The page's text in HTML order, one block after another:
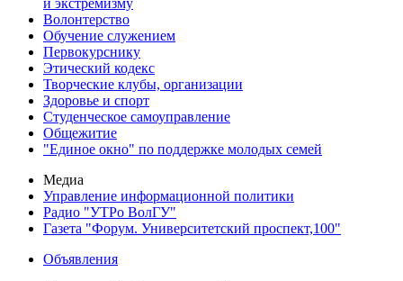
и экстремизму
Волонтерство
Обучение служением
Первокурснику
Этический кодекс
Творческие клубы, организации
Здоровье и спорт
Студенческое самоуправление
Общежитие
"Единое окно" по поддержке молодых семей
Медиа
Управление информационной политики
Радио "УТРо ВолГУ"
Газета "Форум. Университетский проспект,100"
Объявления